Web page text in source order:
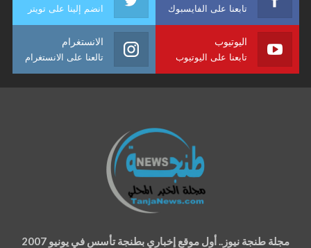
تابعنا على الفايسبوك انضم إلينا على تويتر
اليوتيوب
تابعنا على اليوتيوب
الانستغرام
تالعنا على الانستغرام
مجلة طنجة نيوز.. أول موقع إخباري بطنجة تأسس في يونيو 2007